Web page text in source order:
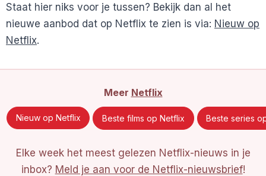
Staat hier niks voor je tussen? Bekijk dan al het
nieuwe aanbod dat op Netflix te zien is via: Nieuw op
Netflix.
Meer Netflix
Nieuw op Netflix Beste films op Netflix Beste series
Elke week het meest gelezen Netflix-nieuws in je
inbox? Meld je aan voor de Netflix-nieuwsbrief!